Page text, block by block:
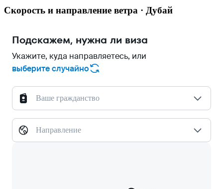
Скорость и направление ветра · Дубай
Подскажем, нужна ли виза
Укажите, куда направляетесь, или
выберите случайно
Ваше гражданство
Направление